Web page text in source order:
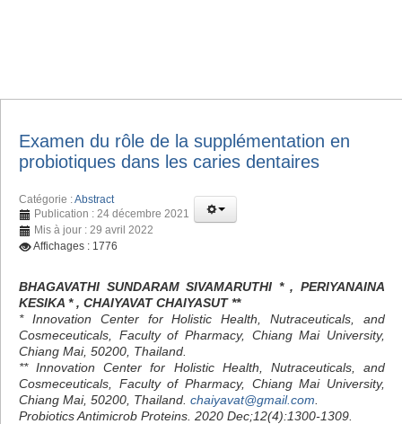
Examen du rôle de la supplémentation en
probiotiques dans les caries dentaires
Catégorie :Abstract
Publication : 24 décembre 2021
Mis à jour : 29 avril 2022
Affichages : 1776
BHAGAVATHI SUNDARAM SIVAMARUTHI * , PERIYANAINA
KESIKA * , CHAIYAVAT CHAIYASUT **
* Innovation Center for Holistic Health, Nutraceuticals, and
Cosmeceuticals, Faculty of Pharmacy, Chiang Mai University,
Chiang Mai, 50200, Thailand.
** Innovation Center for Holistic Health, Nutraceuticals, and
Cosmeceuticals, Faculty of Pharmacy, Chiang Mai University,
Chiang Mai, 50200, Thailand. chaiyavat@gmail.com
Probiotics Antimicrob Proteins. 2020 Dec;12(4):1300-1309.